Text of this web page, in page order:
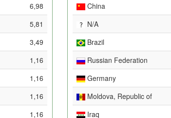
6,98
5,81
3,49
1,16
1,16
1,16
1,16
China
N/A
Brazil
Russian Federation
Germany
Moldova, Republic of
Iraq